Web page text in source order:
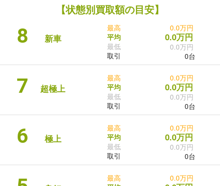
【状態別買取額の目安】
8 新車
最高
平均
最低
取引
0.0万円
0.0万円
0.0万円
0台
7 超極上
最高
平均
最低
取引
0.0万円
0.0万円
0.0万円
0台
6 極上
最高
平均
最低
取引
0.0万円
0.0万円
0.0万円
0台
最高
0.0万円